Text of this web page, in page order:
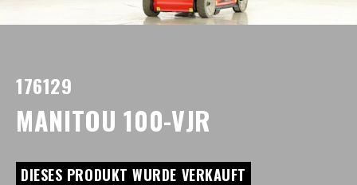
176129
MANITOU 100-VJR
DIESES PRODUKT WURDE VERKAUFT